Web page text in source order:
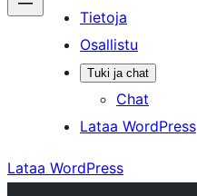
Tietoja
Osallistu
Tuki ja chat
Chat
Lataa WordPress
Lataa WordPress